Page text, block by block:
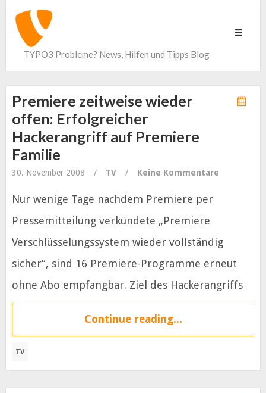
Toggle
TYPO3 Probleme? News, Hilfen und Tipps Blog
Premiere zeitweise wieder
offen: Erfolgreicher
Hackerangriff auf Premiere
Familie
30. November 2008 / TV / Keine Kommentare
Nur wenige Tage nachdem Premiere per
Pressemitteilung verkündete „Premiere
Verschlüsselungssystem wieder vollständig
sicher“, sind 16 Premiere-Programme erneut
ohne Abo empfangbar. Ziel des Hackerangriffs
Continue reading...
TV